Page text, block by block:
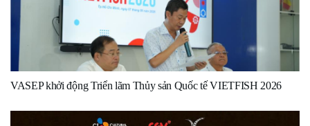
VASEP khởi động Triển lãm Thủy sản Quốc tế VIETFISH 2026